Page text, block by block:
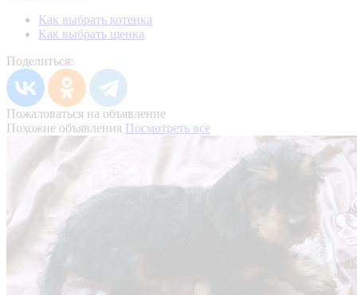
Как выбрать котенка
Как выбрать щенка
Поделиться:
Пожаловаться на объявление
Похожие объявления Посмотреть все